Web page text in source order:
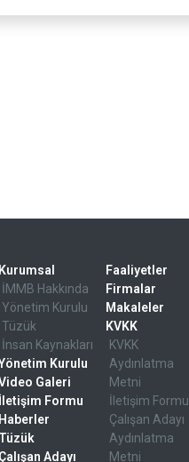
Kurumsal
İMMB Hakkında
Yönetim Kurulu
Tüzük
İnsan Kaynakları
Kurulu
Galeri
İletişim Formu
Haberler
Tüzük
Çalışan Adayı
Faaliyetler
Firmalar
Makaleler
KVKK
KVKK
Aydınlatma
Metni
İletişim Formu
Çalışan Adayı
Aydınlatma
Metni